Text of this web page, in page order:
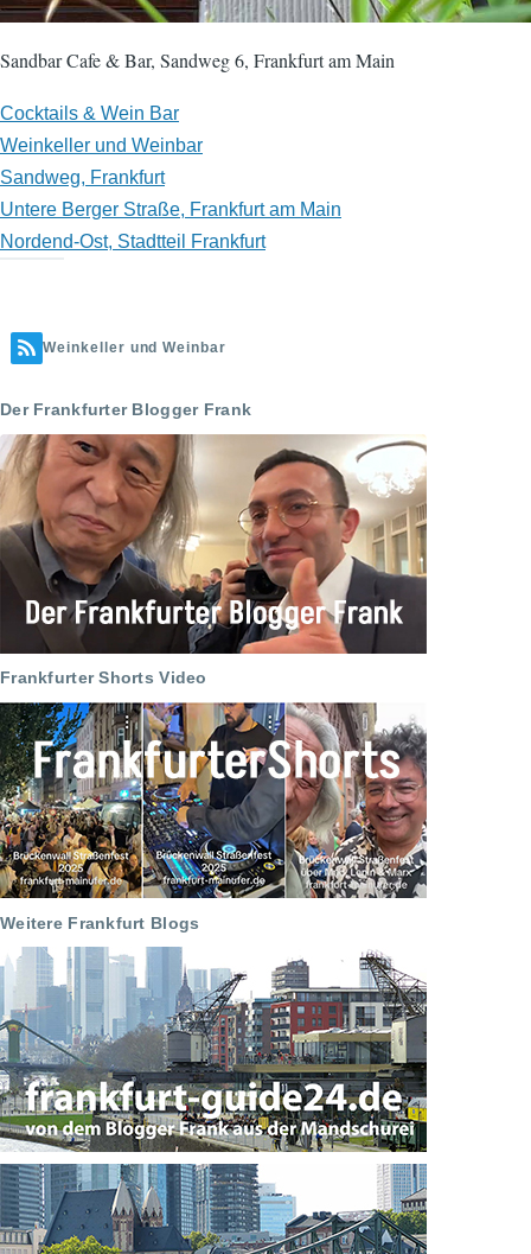
Sandbar Cafe & Bar, Sandweg 6, Frankfurt am Main
Cocktails & Wein Bar
Weinkeller und Weinbar
Sandweg, Frankfurt
Untere Berger Straße, Frankfurt am Main
Nordend-Ost, Stadtteil Frankfurt
Weinkeller und Weinbar
Der Frankfurter Blogger Frank
Frankfurter Shorts Video
Weitere Frankfurt Blogs